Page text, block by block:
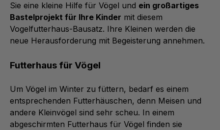
Sie eine kleine Hilfe für Vögel und ein großartiges
Bastelprojekt für Ihre Kinder mit diesem
Vogelfutterhaus-Bausatz. Ihre Kleinen werden die
neue Herausforderung mit Begeisterung annehmen.
Futterhaus für Vögel
Um Vögel im Winter zu füttern, bedarf es einem
entsprechenden Futterhäuschen, denn Meisen und
andere Kleinvögel sind sehr scheu. In einem
abgeschirmten Futterhaus für Vögel finden sie